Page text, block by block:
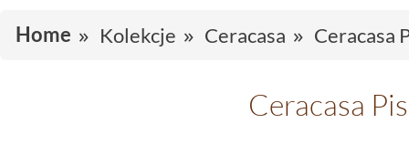
Home Kolekcje Ceracasa Ceracasa
Ceracasa